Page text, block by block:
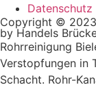
Datenschutz
Copyright © 2023
by Handels
Rohrreinigung
Verstopfungen in
Schacht. Rohr-